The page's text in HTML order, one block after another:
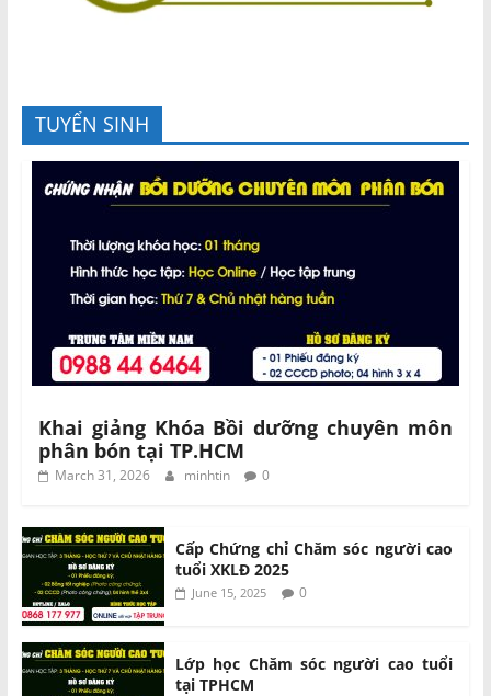
TUYỂN SINH
Khai giảng Khóa Bồi dưỡng chuyên môn
phân bón tại TP.HCM
March 31, 2026 minhtin 0
Cấp Chứng chỉ Chăm sóc người cao
tuổi XKLĐ 2025
June 15, 2025 0
Lớp học Chăm sóc người cao tuổi
tại TPHCM